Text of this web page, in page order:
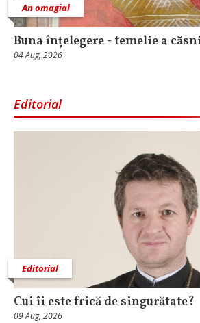
An omagial
Buna înțelegere - temelie a
04 Aug, 2026
Editorial
Editorial
Cui îi este frică de singurătate?
09 Aug, 2026